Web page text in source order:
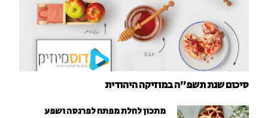
סיכום שנת תשפ"ה במוזיקה היהודית
מתכון לחלת מפתח לפרנסה ושפע